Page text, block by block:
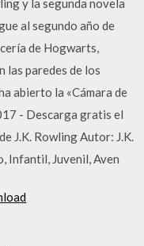
al segundo año de
de Hogwarts,
las paredes de los
abierto la «Cámara de
- Descarga gratis el
J.K. Rowling Autor: J.K.
Infantil, Juvenil, Aven